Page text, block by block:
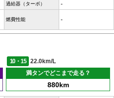
過給器（ターボ） -
燃費性能 -
10・15
22.0km/L
満タンでどこまで走る？
880km